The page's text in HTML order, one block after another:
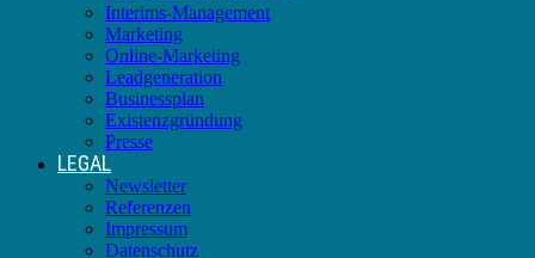
Interims-Management
Marketing
Online-Marketing
Leadgeneration
Businessplan
Existenzgründung
Presse
LEGAL
Newsletter
Referenzen
Impressum
Datenschutz